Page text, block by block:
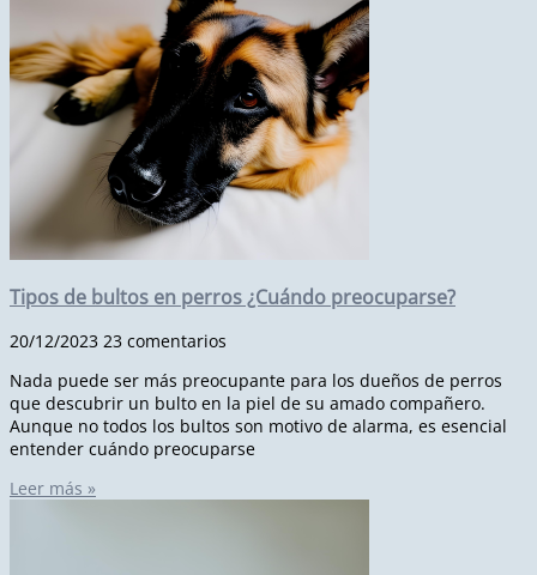
Tipos de bultos en perros ¿Cuándo preocuparse?
20/12/2023 23 comentarios
Nada puede ser más preocupante para los dueños de perros
que descubrir un bulto en la piel de su amado compañero.
Aunque no todos los bultos son motivo de alarma, es esencial
entender cuándo preocuparse
Leer más »